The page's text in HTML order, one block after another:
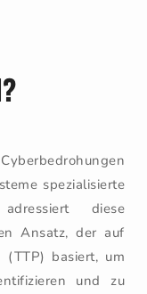
spezialisierte
adressiert diese
Ansatz, der auf
(TTP) basiert, um
und zu